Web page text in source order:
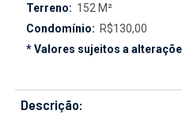
Terreno: 152 M²
Condomínio: R$130,00
* Valores sujeitos a
Descrição: